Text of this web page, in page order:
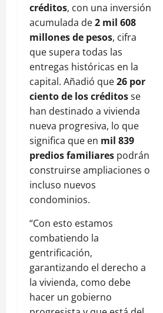
créditos, con una inversión
acumulada de2 mil 608
millones de pesos, cifra
que supera todas las
entregas históricas en la
capital. Añadió que26 por
ciento de los créditosse
han destinado a vivienda
nueva progresiva, lo que
significa que en mil 839
predios familiares podrán
construirse ampliaciones o
incluso nuevos
condominios.
“Con esto estamos
combatiendo la
gentrificación,
garantizando el derecho a
la vivienda, como debe
hacer un gobierno